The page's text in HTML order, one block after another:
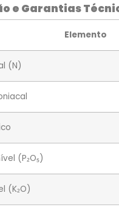
e Garantias
Elemento
(N)
(P₂O₅)
(K₂O)